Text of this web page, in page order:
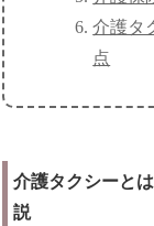
介護タ
点
介護タクシーと
説